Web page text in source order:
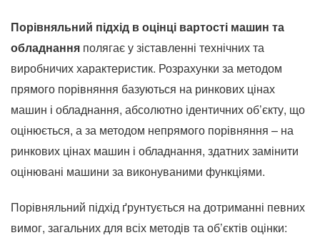
Порівняльний підхід в оцінці вартості машин та
обладнання полягає у зіставленні технічних та
виробничих характеристик. Розрахунки за методом
прямого порівняння базуються на ринкових цінах
машин і обладнання, абсолютно ідентичних об’єкту, що
оцінюється, а за методом непрямого порівняння – на
ринкових цінах машин і обладнання, здатних замінити
оцінювані машини за виконуваними функціями.
Порівняльний підхід ґрунтується на дотриманні певних
вимог, загальних для всіх методів та об’єктів оцінки: